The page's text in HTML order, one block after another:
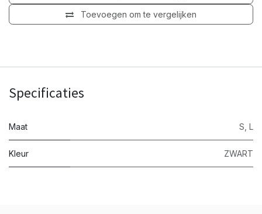
Toevoegen om te vergelijken
Specificaties
Maat S L
Kleur ZWART